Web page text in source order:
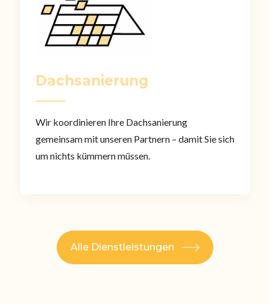
Dachsanierung
Wir koordinieren Ihre Dachsanierung
gemeinsam mit unseren Partnern – damit Sie sich
um nichts kümmern müssen.
Alle Dienstleistungen